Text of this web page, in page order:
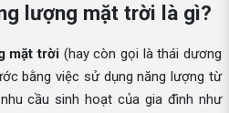
lượng mặt trời là gì?
mặt trời (hay còn gọi là thái dương
bằng việc sử dụng năng lượng từ
cầu sinh hoạt của gia đình như